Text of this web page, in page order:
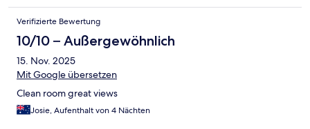
Verifizierte Bewertung
10/10 – Außergewöhnlich
15. Nov. 2025
Mit Google übersetzen
Clean room great views
Josie, Aufenthalt von 4 Nächten